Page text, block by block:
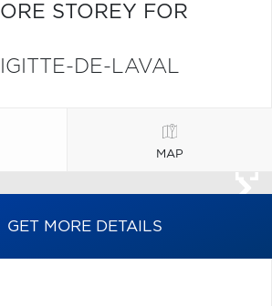
STOREY FOR
DE-LAVAL
MAP
GET MORE DETAILS